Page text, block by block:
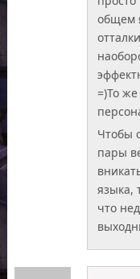
общем
=)То
Чтобы
пары
языка,
что